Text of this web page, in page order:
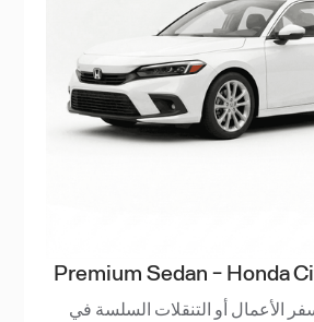
Premium Sedan - Honda
الأعمال أو التنقلات السلسة في